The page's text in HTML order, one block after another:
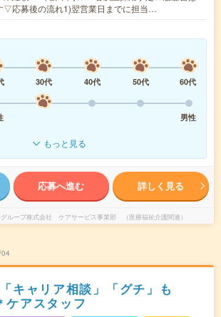
▽応募後の流れ1)翌営業日までに担当…
30代 40代 50代
60代
男性
もっと見る
応募へ進む 詳しく見る
グループ株式会社 ケアサービス事業部 （医療福祉介護関連）
キャリア相談」「グチ」も
アスタッフ